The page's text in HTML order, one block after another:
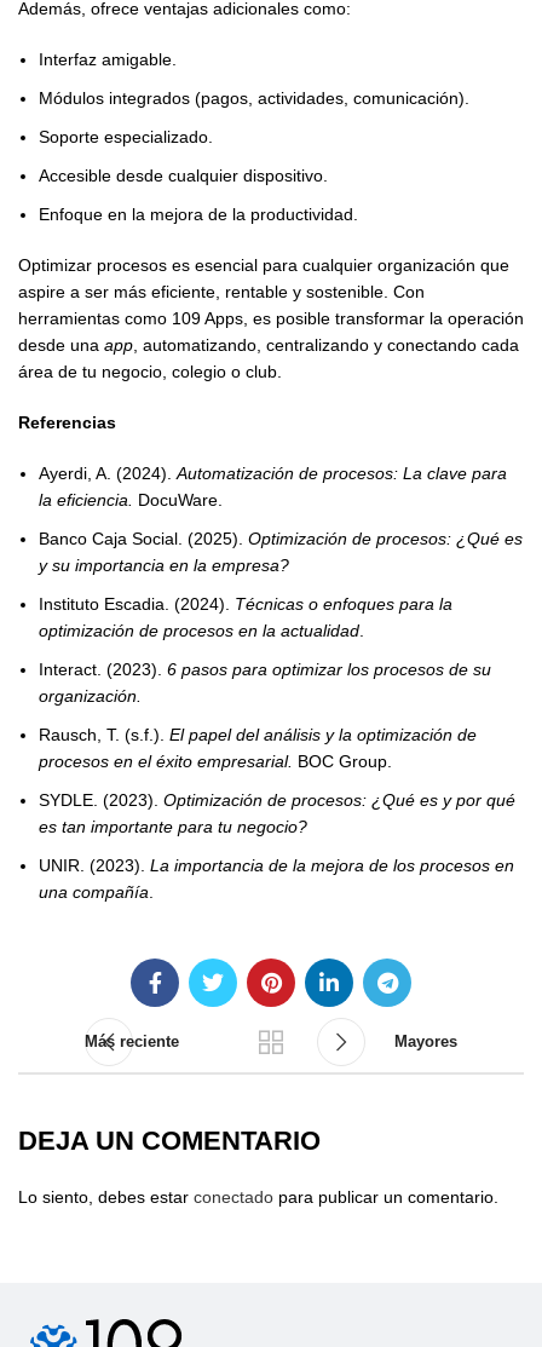
Además, ofrece ventajas adicionales como:
Interfaz amigable.
Módulos integrados (pagos, actividades, comunicación).
Soporte especializado.
Accesible desde cualquier dispositivo.
Enfoque en la mejora de la productividad.
Optimizar procesos es esencial para cualquier organización que
aspire a ser más eficiente, rentable y sostenible. Con
herramientas como 109 Apps, es posible transformar la operación
desde una app , automatizando, centralizando y conectando cada
área de tu negocio, colegio o club.
Referencias
Ayerdi, A. (2024). Automatización de procesos: La clave para
la eficiencia.
DocuWare.
Banco Caja Social. (2025). Optimización de procesos: ¿Qué es
y su importancia en la empresa?
Instituto Escadia. (2024). Técnicas o enfoques para la
optimización de procesos en la actualidad
Interact. (2023). 6 pasos para optimizar los procesos de su
organización.
Rausch, T. (s.f.). El papel del análisis y la optimización de
procesos en el éxito empresarial. BOC Group.
SYDLE. (2023). Optimización de procesos: ¿Qué es y por qué
es tan importante para tu negocio?
UNIR. (2023). La importancia de la mejora de los procesos en
una compañía
Más reciente Mayores
DEJA UN COMENTARIO
Lo siento, debes estar conectado para publicar un comentario.